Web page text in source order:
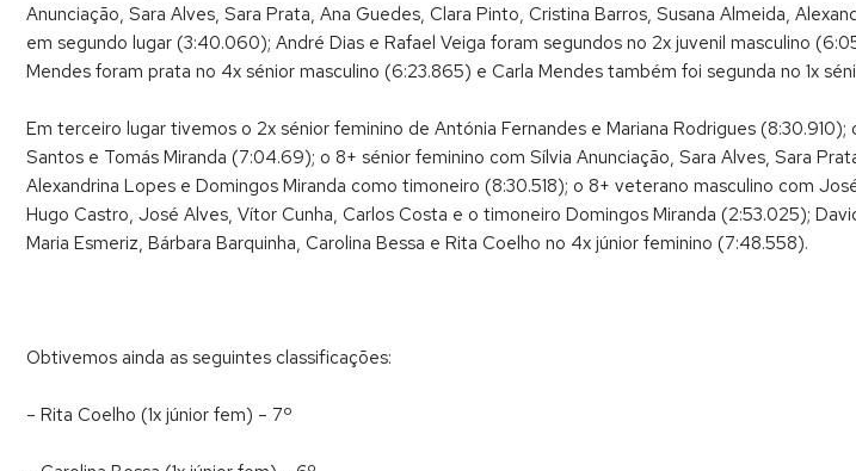
Anunciação, Sara Alves, Sara Prata, Ana Guedes, Clara Pinto, Cristina Barros, Susana Almeida,
em segundo lugar (3:40.060); André Dias e Rafael Veiga foram segundos no 2x juvenil masculino
Mendes foram prata no 4x sénior masculino (6:23.865) e Carla Mendes também foi segunda no 1x
Em terceiro lugar tivemos o 2x sénior feminino de Antónia Fernandes e Mariana Rodrigues
Santos e Tomás Miranda (7:04.69); o 8+ sénior feminino com Sílvia Anunciação, Sara Alves, Sara
Alexandrina Lopes e Domingos Miranda como timoneiro (8:30.518); o 8+ veterano masculino com
Hugo Castro, José Alves, Vítor Cunha, Carlos Costa e o timoneiro Domingos Miranda (2:53.025);
Maria Esmeriz, Bárbara Barquinha, Carolina Bessa e Rita Coelho no 4x júnior feminino (7:48.558).
Obtivemos ainda as seguintes classificações:
– Rita Coelho (1x júnior fem) – 7º